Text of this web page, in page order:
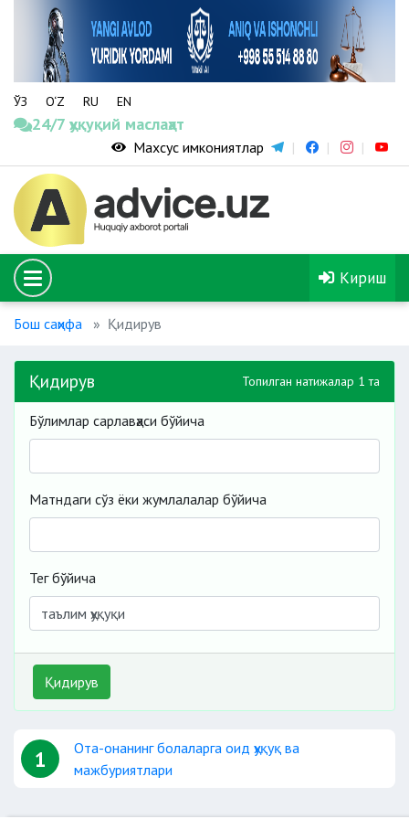
ЎЗ O‘Z RU EN
24/7 ҳуқуқий маслаҳат
Махсус имкониятлар
Кириш
Бош саҳифа Қидирув
Қидирув Топилган натижалар 1 та
Бўлимлар сарлавҳаси бўйича
Матндаги сўз ёки жумлалалар бўйича
Тег бўйича
Қидирув
1
Ота-онанинг болаларга оид ҳуқуқ ва
мажбуриятлари